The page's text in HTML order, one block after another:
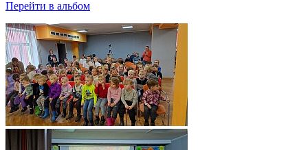
Перейти в альбом